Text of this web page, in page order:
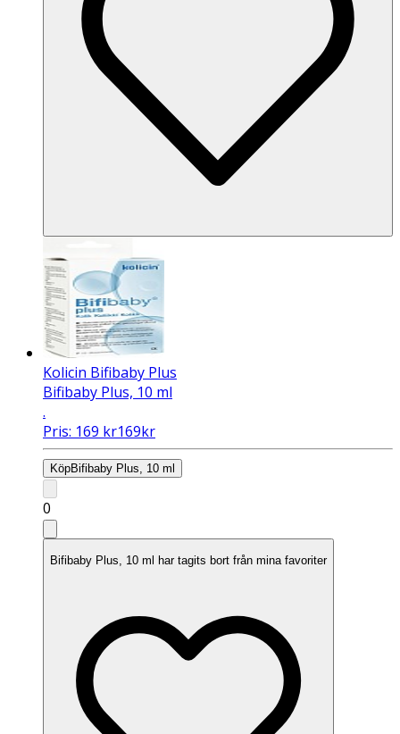
Kolicin Bifibaby Plus
Bifibaby Plus, 10 ml
.
Pris: 169 kr169kr
KöpBifibaby Plus, 10 ml
0
Bifibaby Plus, 10 ml har tagits bort från mina favoriter